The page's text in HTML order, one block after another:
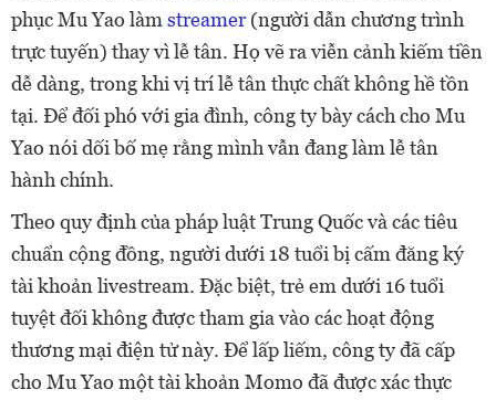
phục Mu Yao làm streamer(người dẫn chương trình
trực tuyến) thay vì lễ tân. Họ vẽ ra viễn cảnh kiếm tiền
dễ dàng, trong khi vị trí lễ tân thực chất không hề tồn
tại. Để đối phó với gia đình, công ty bày cách cho Mu
Yao nói dối bố mẹ rằng mình vẫn đang làm lễ tân
hành chính.
Theo quy định của pháp luật Trung Quốc và các tiêu
chuẩn cộng đồng, người dưới 18 tuổi bị cấm đăng ký
tài khoản livestream. Đặc biệt, trẻ em dưới 16 tuổi
tuyệt đối không được tham gia vào các hoạt động
thương mại điện tử này. Để lấp liếm, công ty đã cấp
cho Mu Yao một tài khoản Momo đã được xác thực